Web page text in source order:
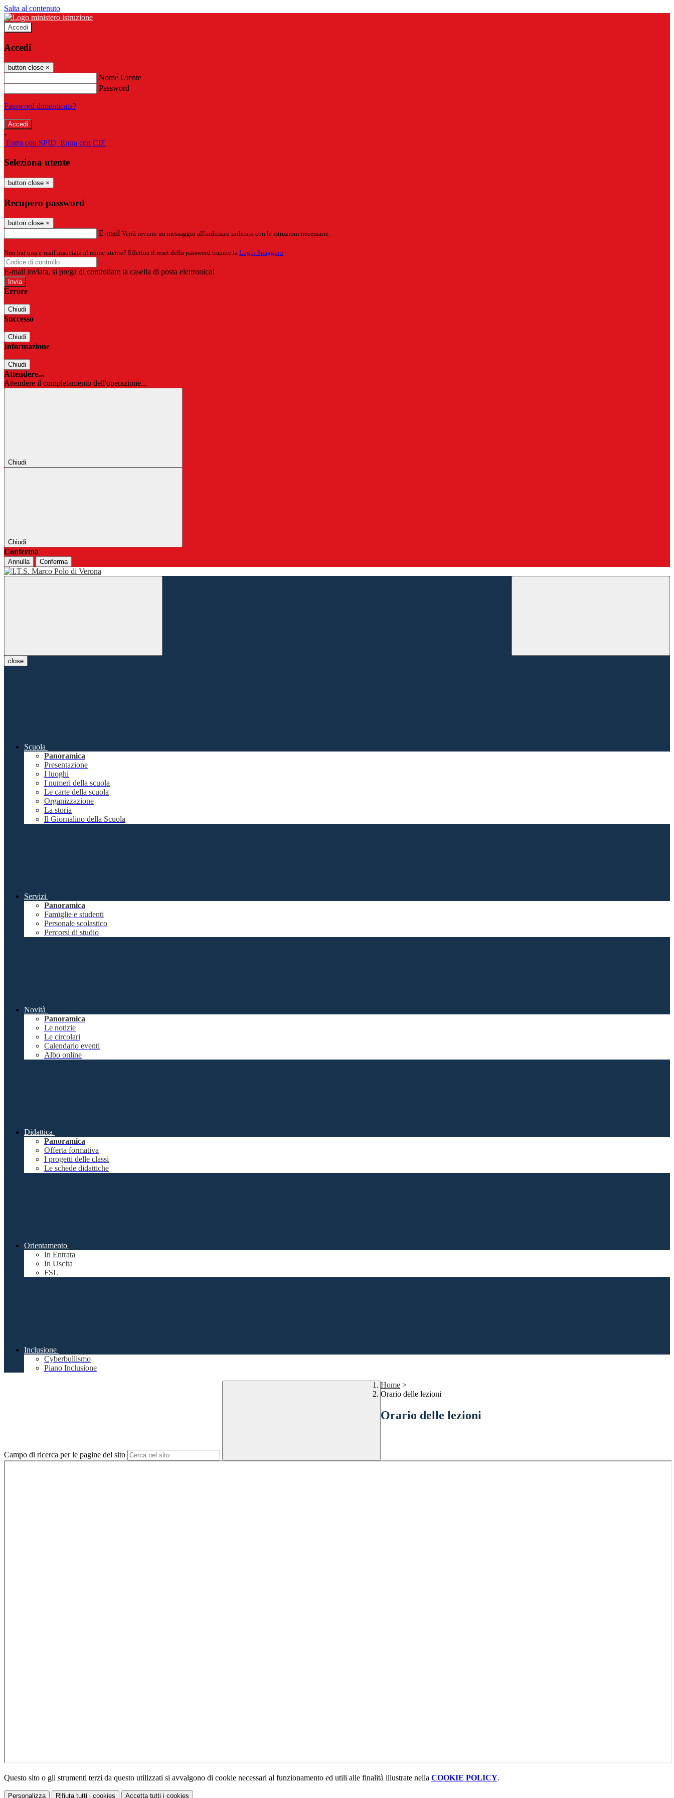
Salta al contenuto
Accedi
Accedi
button close ×
Nome Utente
Password
Password dimenticata?
-
Entra con SPID Entra con CIE
Seleziona utente
button close ×
Recupero password
button close ×
E-mail Verrà inviato un messaggio all'indirizzo indicato con le istruzioni necessarie.
Non hai una e-mail associata al nome utente? Effettua il reset della password tramite la Login Spaggiari
E-mail inviata, si prega di controllare la casella di posta elettronica!
Errore
Chiudi
Successo
Chiudi
Informazione
Chiudi
Attendere...
Attendere il completamento dell'operazione...
Chiudi
Chiudi
Conferma
Annulla Conferma
close
Scuola
Panoramica
Presentazione
I luoghi
I numeri della scuola
Le carte della scuola
Organizzazione
La storia
Il Giornalino della Scuola
Servizi
Panoramica
Famiglie e studenti
Personale scolastico
Percorsi di studio
Novità
Panoramica
Le notizie
Le circolari
Calendario eventi
Albo online
Didattica
Panoramica
Offerta formativa
I progetti delle classi
Le schede didattiche
Orientamento
In Entrata
In Uscita
FSL
Inclusione
Cyberbullismo
Piano Inclusione
Campo di ricerca per le pagine del sito
Home >
Orario delle lezioni
Orario delle lezioni
Questo sito o gli strumenti terzi da questo utilizzati si avvalgono di cookie necessari al funzionamento ed utili alle finalità illustrate nella COOKIE POLICY.
Personalizza Rifiuta tutti i cookies Accetta tutti i cookies